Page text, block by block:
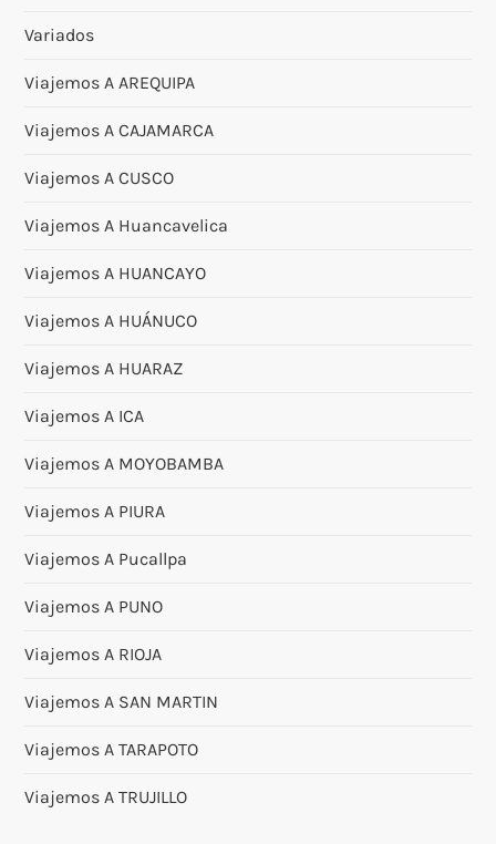
Variados
Viajemos A AREQUIPA
Viajemos A CAJAMARCA
Viajemos A CUSCO
Viajemos A Huancavelica
Viajemos A HUANCAYO
Viajemos A HUÁNUCO
Viajemos A HUARAZ
Viajemos A ICA
Viajemos A MOYOBAMBA
Viajemos A PIURA
Viajemos A Pucallpa
Viajemos A PUNO
Viajemos A RIOJA
Viajemos A SAN MARTIN
Viajemos A TARAPOTO
Viajemos A TRUJILLO